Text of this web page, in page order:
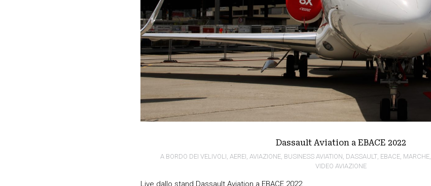
Dassault Aviation a EBACE 2022
A BORDO DEI VELIVOLI, AEREI, AVIAZIONE, BUSINESS AVIATION, DASSAULT, EBACE, MARCHE,
VIDEO AVIAZIONE
Live dallo stand Dassault Aviation a EBACE 2022